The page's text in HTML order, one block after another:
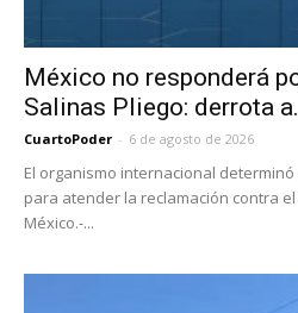
México no responderá
Salinas Pliego: derrota
CuartoPoder - 6 de agosto de 2026
El organismo internacional
para atender la reclamación contra
México.-...